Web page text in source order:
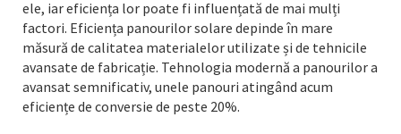
ele, iar eficiența lor poate fi influențată de mai mulți
factori. Eficiența panourilor solare depinde în mare
măsură de calitatea materialelor utilizate și de tehnicile
avansate de fabricație. Tehnologia modernă a panourilor a
avansat semnificativ, unele panouri atingând acum
eficiențe de conversie de peste 20%.